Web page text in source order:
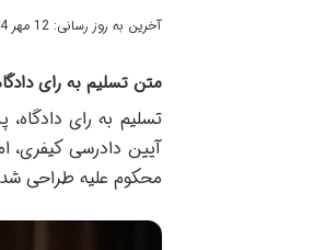
آخرین به روز رسانی: 12 مهر 1404
متن تسلیم به رای
آیین دادرسی کیفری،
محکوم علیه طراحی